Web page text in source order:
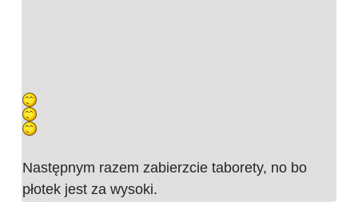
Następnym razem zabierzcie taborety, no bo
płotek jest za wysoki.